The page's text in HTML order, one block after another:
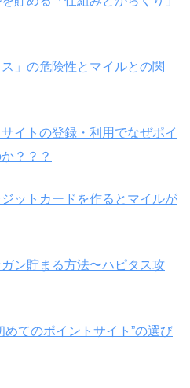
」の危険性とマイルとの関
イトの登録・利用でなぜポイ
？？？
ットカードを作るとマイルが
ン貯まる方法〜ハピタス攻
めてのポイントサイト”の選び